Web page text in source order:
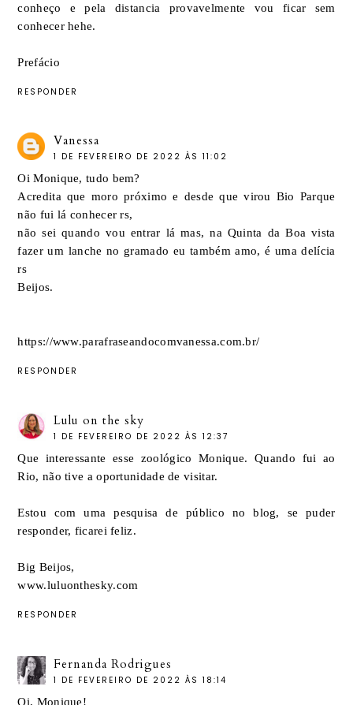
conheço e pela distancia provavelmente vou ficar sem
conhecer hehe.
Prefácio
RESPONDER
Vanessa
1 DE FEVEREIRO DE 2022 ÀS 11:02
Oi Monique, tudo bem?
Acredita que moro próximo e desde que virou Bio Parque
não fui lá conhecer rs,
não sei quando vou entrar lá mas, na Quinta da Boa vista
fazer um lanche no gramado eu também amo, é uma delícia
rs
Beijos.
https://www.parafraseandocomvanessa.com.br/
RESPONDER
Lulu on the sky
1 DE FEVEREIRO DE 2022 ÀS 12:37
Que interessante esse zoológico Monique. Quando fui ao
Rio, não tive a oportunidade de visitar.
Estou com umapesquisa de público no blog, se puder
responder, ficarei feliz.
Big Beijos,
www.luluonthesky.com
RESPONDER
Fernanda Rodrigues
1 DE FEVEREIRO DE 2022 ÀS 18:14
Oi, Monique!